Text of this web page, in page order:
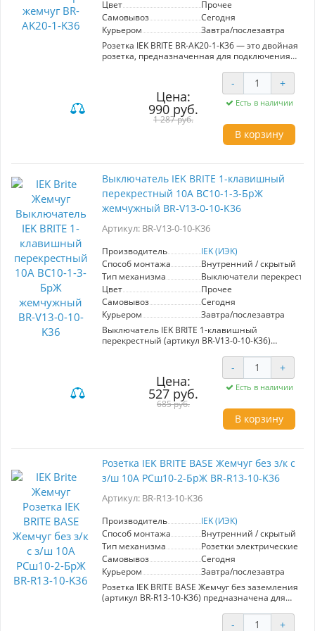
Цвет
Прочее
Самовывоз
Сегодня
Курьером
Завтра/послезавтра
Розетка IEK BRITE BR-AK20-1-K36 — это двойная
розетка, предназначенная для подключения
объединены порты TV и RJ45 категории 5E, что
обеспечивает стабильную передачу данных и
высокое качество изображения.
Изготавливается в цвете "жемчуг", что
позволяет легко вписать её в любой интерьер.
Монтаж простой и быстрый, подходит для
стандартных подрозетников. Розетка имеет
что повышает безопасность эксплуатации.
подключения мультимедийных устройств и
создания качественной локальной сети в
вашем доме или офисе. Надежный
производитель IEK гарантирует долговечность
и высокое качество продукции.
Цена:
990 руб.
1 287 руб.
- +
Есть в наличии
В корзину
Выключатель IEK BRITE 1-клавишный
перекрестный 10А ВС10-1-3-БрЖ
жемчужный BR-V13-0-10-K36
Артикул: BR-V13-0-10-K36
Производитель
IEK (ИЭК)
Способ монтажа
Внутренний / скрытый
Тип механизма
Выключатели
Цвет
Прочее
Самовывоз
Сегодня
Курьером
Завтра/послезавтра
Выключатель IEK BRITE 1-клавишный
перекрестный (артикул BR-V13-0-10-K36)
электрическое устройство, которое идеально
сочетает в себе стиль и функциональность.
Разработанный с учетом европейских
стандартов, он обеспечит надежное и
безопасное управление электроэнергией в
вашем доме или офисе. Механизм рассчитан
на ток до 10А, что делает его подходящим для
жемчужный цвет придает выключателю
современный и изысканный вид, что
позволяет гармонично вписать его в интерьер
любого помещения. Серия "BRITE" использует
срок службы и устойчивость к механическим
эксплуатации делает этот выключатель
отличным выбором как для нового
строительства, так и для ремонта. Выбор IEK –
это залог качества и стиля по доступной цене.
Цена:
527 руб.
685 руб.
- +
Есть в наличии
В корзину
Розетка IEK BRITE BASE Жемчуг без з/к с
з/ш 10А РСш10-2-БрЖ BR-R13-10-K36
Артикул: BR-R13-10-K36
Производитель
IEK (ИЭК)
Способ монтажа
Внутренний / скрытый
Тип механизма
Розетки электрические
Самовывоз
Сегодня
Курьером
Завтра/послезавтра
Розетка IEK BRITE BASE Жемчуг без заземления
(артикул BR-R13-10-K36) предназначена для
максимальной нагрузкой 10А. Изготовлена из
- +